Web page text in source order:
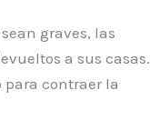
graves, las
a sus casas.
para contraer la